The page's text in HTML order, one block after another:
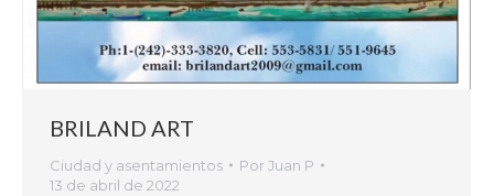
BRILAND ART
Ciudad y asentamientos PorJuan P
13 de abril de 2022